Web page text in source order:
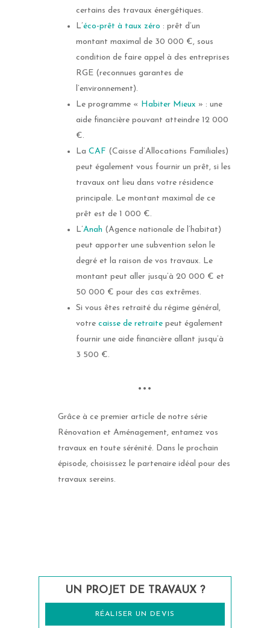
certains des travaux énergétiques.
L’éco-prêt à taux zéro : prêt d’un
montant maximal de 30 000 €, sous
condition de faire appel à des entreprises
RGE (reconnues garantes de
l’environnement).
Le programme « Habiter Mieux » : une
aide financière pouvant atteindre 12 000
€.
La CAF (Caisse d’Allocations Familiales)
peut également vous fournir un prêt, si les
travaux ont lieu dans votre résidence
principale. Le montant maximal de ce
prêt est de 1 000 €.
L’Anah (Agence nationale de l’habitat)
peut apporter une subvention selon le
degré et la raison de vos travaux. Le
montant peut aller jusqu’à 20 000 € et
50 000 € pour des cas extrêmes.
Si vous êtes retraité du régime général,
votre caisse de retraite peut également
fournir une aide financière allant jusqu’à
3 500 €.
•••
Grâce à ce premier article de notre série
Rénovation et Aménagement, entamez vos
travaux en toute sérénité. Dans le prochain
épisode, choisissez le partenaire idéal pour des
travaux sereins.
UN PROJET DE TRAVAUX ?
RÉALISER UN DEVIS